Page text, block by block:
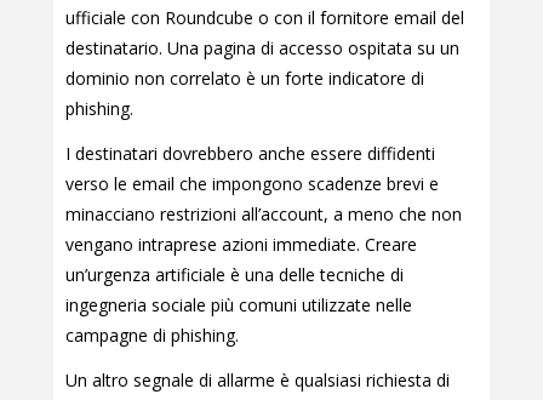
ufficiale con Roundcube o con il fornitore email del
destinatario. Una pagina di accesso ospitata su un
dominio non correlato è un forte indicatore di
phishing.
I destinatari dovrebbero anche essere diffidenti
verso le email che impongono scadenze brevi e
minacciano restrizioni all’account, a meno che non
vengano intraprese azioni immediate. Creare
un’urgenza artificiale è una delle tecniche di
ingegneria sociale più comuni utilizzate nelle
campagne di phishing.
Un altro segnale di allarme è qualsiasi richiesta di